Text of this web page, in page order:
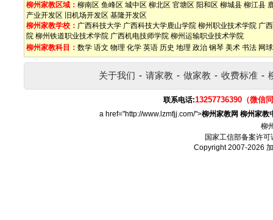
柳州家教区域： 柳南区 鱼峰区 城中区 柳北区 官塘区 阳和区 柳城县 柳江县
产业开发区
旧机场开发区 基隆开发区
柳州家教学校： 广西科技大学 广西科技大学鹿山学院 柳州职业技术学院 广
院 柳州铁道职业技术学院 广西机电技师学院 柳州运输职业技术学院
柳州家教科目： 数学 语文 物理 化学 英语 历史 地理 政治 钢琴 美术 书法 网球
关于我们 - 请家教 - 做家教 - 收费标准 -
联系电话:13257736390（微信
a href="http://www.lzmfjj.com/">柳州家教网 柳州家教
柳
国家工信部备案许可
Copyright 2007-2026